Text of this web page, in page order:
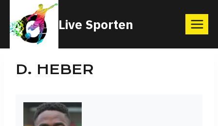
content
Live Sporten
D. HEBER